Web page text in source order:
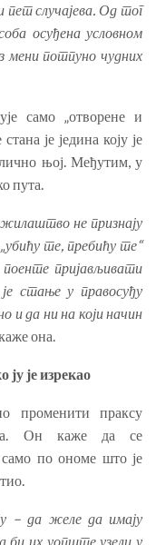
случајева. Од тог
осуђена условном
мени потпуно чудних
само „отворене и
је једина коју је
њој. Међутим, у
пута.
не признају
те, пребићу те“
пријављивати
стање у правосуђу
и да ни на који начин
каже она.
је изрекао
променити праксу
Он каже да се
по ономе што је
– да желе да имају
би их уопште узели у